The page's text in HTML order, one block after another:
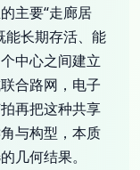
主要“走廊居
能长期存活、能
中心之间建立
合路网，电子
再把这种共享
与构型，本质
几何结果。